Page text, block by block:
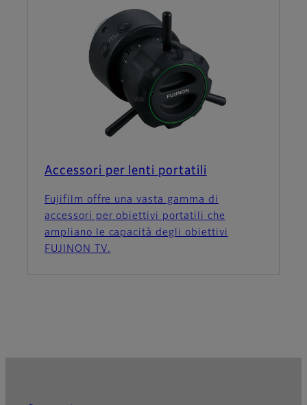
Accessori per lenti portatili
Fujifilm offre una vasta gamma di
accessori per obiettivi portatili che
ampliano le capacità degli obiettivi
FUJINON TV.